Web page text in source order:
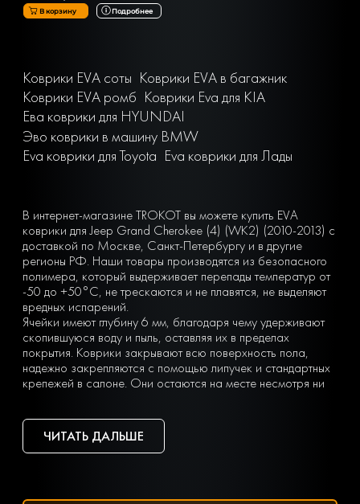
В корзину Подробнее
Коврики EVA соты Коврики EVA в багажник
Коврики EVA ромб Коврики Eva для KIA
Ева коврики для HYUNDAI
Эво коврики в машину BMW
Eva коврики для Toyota Eva коврики для Лады
В интернет-магазине TROKOT вы можете купить EVA
коврики для Jeep Grand Cherokee (4) (WK2) (2010-2013) с
доставкой по Москве, Санкт-Петербургу и в другие
регионы РФ. Наши товары производятся из безопасного
полимера, который выдерживает перепады температур от
-50 до +50°С, не трескаются и не плавятся, не выделяют
вредных испарений.
Ячейки имеют глубину 6 мм, благодаря чему удерживают
скопившуюся воду и пыль, оставляя их в пределах
покрытия. Коврики закрывают всю поверхность пола,
надежно закрепляются с помощью липучек и стандартных
крепежей в салоне. Они остаются на месте несмотря ни
достаточно «отбить» его струей воды на автомойке или из
дворового шланга.
ЧИТАТЬ ДАЛЬШЕ